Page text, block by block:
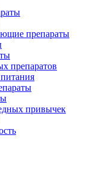
препараты
препаратов
привычек